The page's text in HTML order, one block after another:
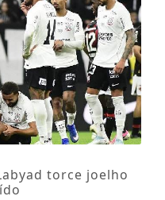
torce joelho